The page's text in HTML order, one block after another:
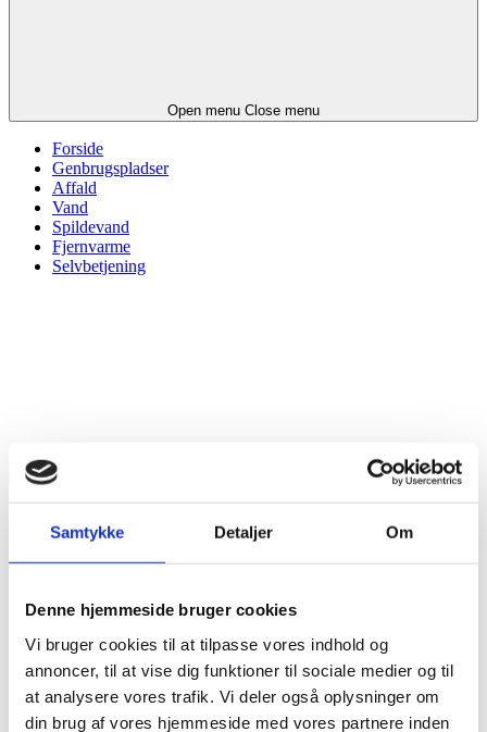
Samtykke Detaljer Om
Denne hjemmeside bruger cookies
Vi bruger cookies til at tilpasse vores indhold og
annoncer, til at vise dig funktioner til sociale medier og til
at analysere vores trafik. Vi deler også oplysninger om
din brug af vores hjemmeside med vores partnere inden
Open menu Close menu
Forside
Genbrugspladser
Affald
Vand
Spildevand
Fjernvarme
Selvbetjening
Søg
hjemmesiden
Hjem /Nyheder /Kom til åbning af nyt tøjområde
Kom til åbning af nyt
tøjområde
11. juni 2026